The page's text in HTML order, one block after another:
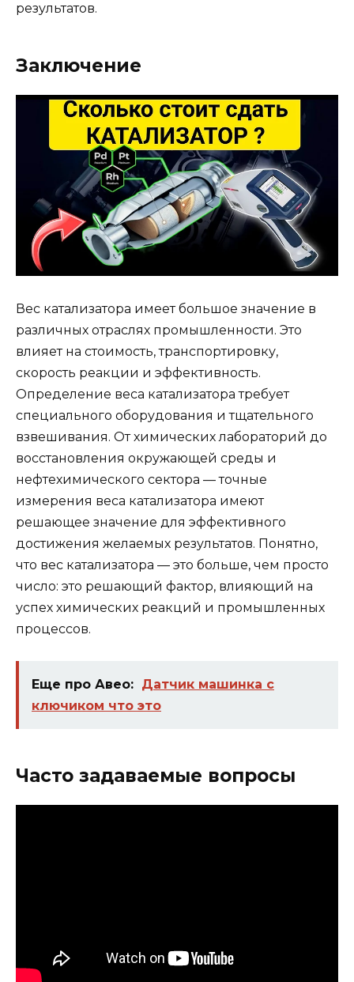
результатов.
Заключение
Вес катализатора имеет большое значение в
различных отраслях промышленности. Это
влияет на стоимость, транспортировку,
скорость реакции и эффективность.
Определение веса катализатора требует
специального оборудования и тщательного
взвешивания. От химических лабораторий до
восстановления окружающей среды и
нефтехимического сектора — точные
измерения веса катализатора имеют
решающее значение для эффективного
достижения желаемых результатов. Понятно,
что вес катализатора — это больше, чем просто
число: это решающий фактор, влияющий на
успех химических реакций и промышленных
процессов.
Еще про Авео: Датчик машинка с
ключиком что это
Часто задаваемые вопросы